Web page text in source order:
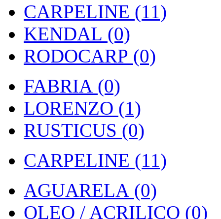
CARPELINE (11)
KENDAL (0)
RODOCARP (0)
FABRIA (0)
LORENZO (1)
RUSTICUS (0)
CARPELINE (11)
AGUARELA (0)
OLEO / ACRILICO (0)